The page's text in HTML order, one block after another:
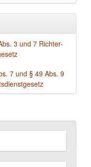
3 und 7 Richter-
7 und § 49 Abs. 9